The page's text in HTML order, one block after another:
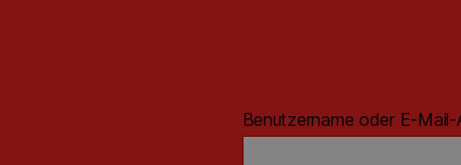
Benutzername oder E-Mail-